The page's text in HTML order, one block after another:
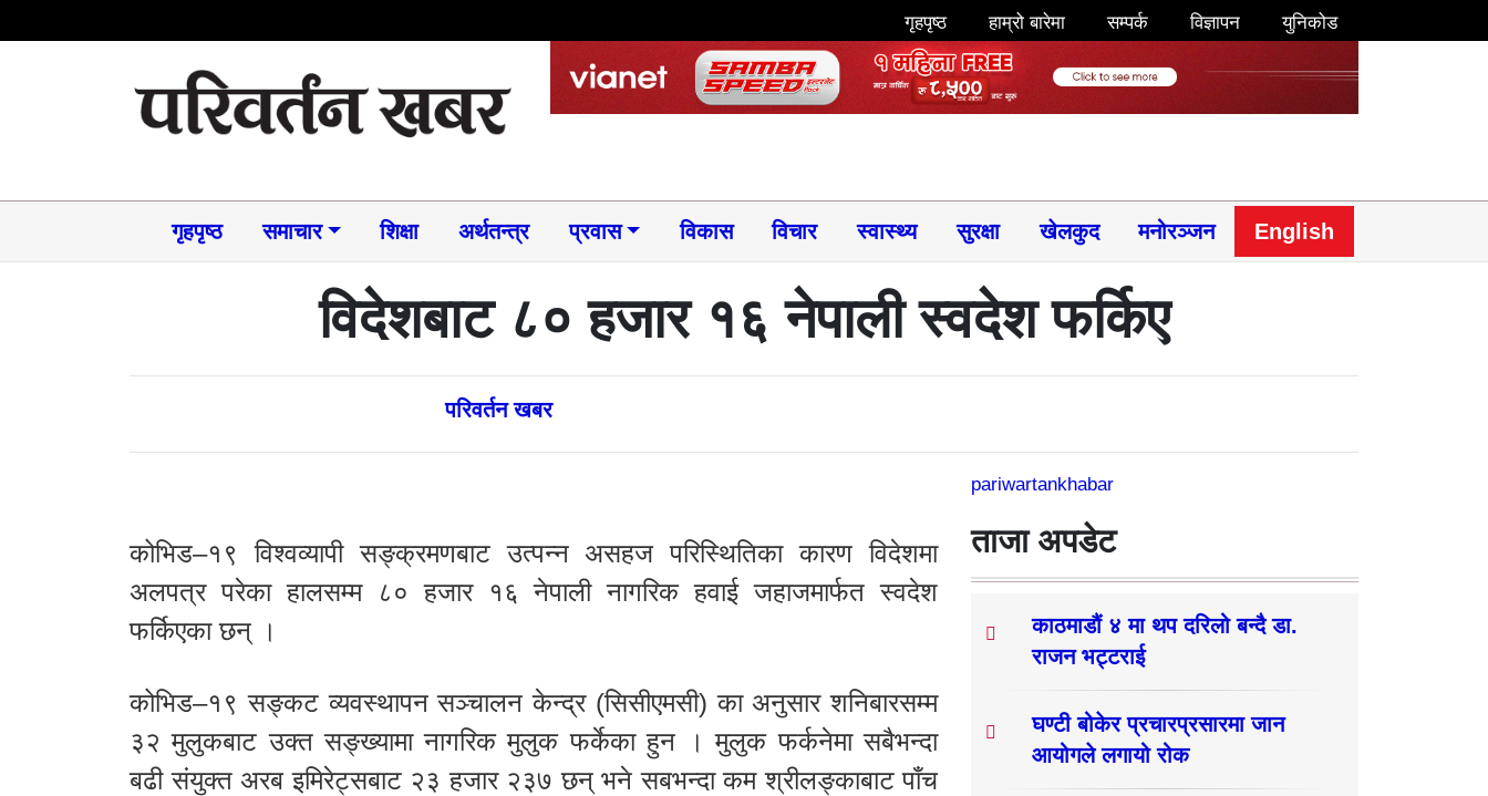
गृहपृष्ठ हाम्रो बारेमा सम्पर्क विज्ञापन युनिकोड
गृहपृष्ठ समाचार​ शिक्षा अर्थतन्त्र प्रवास विकास विचार स्वास्थ्य सुरक्षा खेलकुद मनोरञ्जन English
विदेशबाट ८० हजार १६ नेपाली स्वदेश फर्किए
परिवर्तन खबर
कोभिड–१९ विश्वव्यापी सङ्क्रमणबाट उत्पन्न असहज परिस्थितिका कारण विदेशमा
अलपत्र परेका हालसम्म ८० हजार १६ नेपाली नागरिक हवाई जहाजमार्फत स्वदेश
फर्किएका छन् ।
कोभिड–१९ सङ्कट व्यवस्थापन सञ्चालन केन्द्र (सिसीएमसी) का अनुसार शनिबारसम्म
३२ मुलुकबाट उक्त सङ्ख्यामा नागरिक मुलुक फर्केका हुन । मुलुक फर्कनेमा सबैभन्दा
बढी संयुक्त अरब इमिरेट्सबाट २३ हजार २३७ छन् भने सबभन्दा कम श्रीलङ्काबाट पाँच
pariwartankhabar
ताजा अपडेट
काठमाडौं ४ मा थप दरिलो बन्दै डा.
राजन भट्टराई
घण्टी बोकेर प्रचारप्रसारमा जान
आयोगले लगायो रोक